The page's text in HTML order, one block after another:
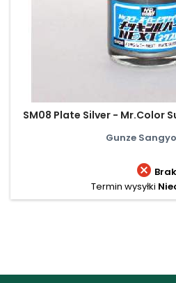
SM08 Plate Silver - Mr.Color
Gunze
 Brak
Termin wysyłki